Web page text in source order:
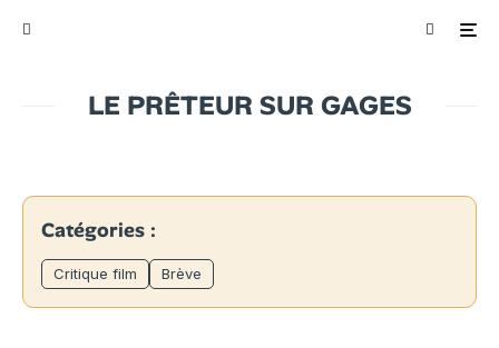
LE PRÊTEUR SUR GAGES
Catégories :
Critique film Brève